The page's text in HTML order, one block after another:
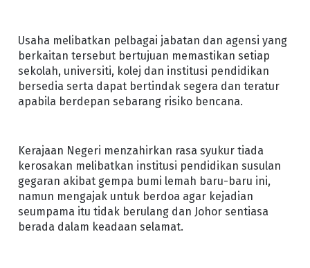
Usaha melibatkan pelbagai jabatan dan agensi yang
berkaitan tersebut bertujuan memastikan setiap
sekolah, universiti, kolej dan institusi pendidikan
bersedia serta dapat bertindak segera dan teratur
apabila berdepan sebarang risiko bencana.
Kerajaan Negeri menzahirkan rasa syukur tiada
kerosakan melibatkan institusi pendidikan susulan
gegaran akibat gempa bumi lemah baru-baru ini,
namun mengajak untuk berdoa agar kejadian
seumpama itu tidak berulang dan Johor sentiasa
berada dalam keadaan selamat.